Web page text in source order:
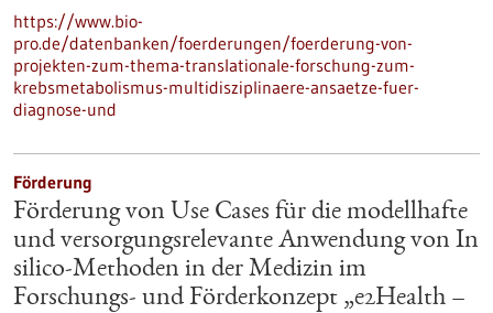
https://www.bio-
pro.de/datenbanken/foerderungen/foerderung-von-
projekten-zum-thema-translationale-forschung-zum-
krebsmetabolismus-multidisziplinaere-ansaetze-fuer-
diagnose-und
Förderung
Förderung von Use Cases für die modellhafte
und versorgungsrelevante Anwendung von In
silico-Methoden in der Medizin im
Forschungs- und Förderkonzept „e2Health –